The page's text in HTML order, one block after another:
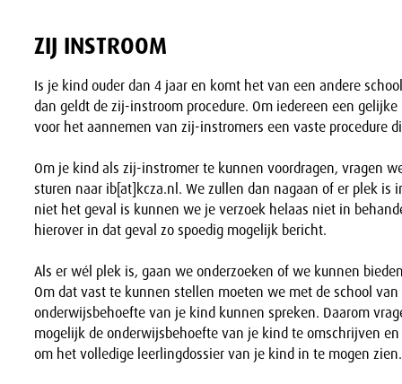
ZIJ INSTROOM
Is je kind ouder dan 4 jaar en komt het van een andere
dan geldt de zij-instroom procedure. Om iedereen een
voor het aannemen van zij-instromers een vaste procedure
Om je kind als zij-instromer te kunnen voordragen, vragen
sturen naar ib[at]kcza.nl. We zullen dan nagaan of er plek is
niet het geval is kunnen we je verzoek helaas niet in
hierover in dat geval zo spoedig mogelijk bericht.
Als er wél plek is, gaan we onderzoeken of we kunnen
Om dat vast te kunnen stellen moeten we met de school
onderwijsbehoefte van je kind kunnen spreken. Daarom
mogelijk de onderwijsbehoefte van je kind te omschrijven
om het volledige leerlingdossier van je kind in te mogen zien.